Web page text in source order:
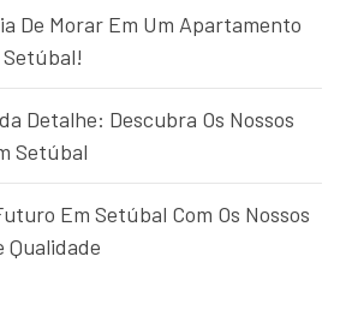
De Morar Em Um Apartamento
Setúbal!
Detalhe: Descubra Os Nossos
Setúbal
Em Setúbal Com Os Nossos
Qualidade